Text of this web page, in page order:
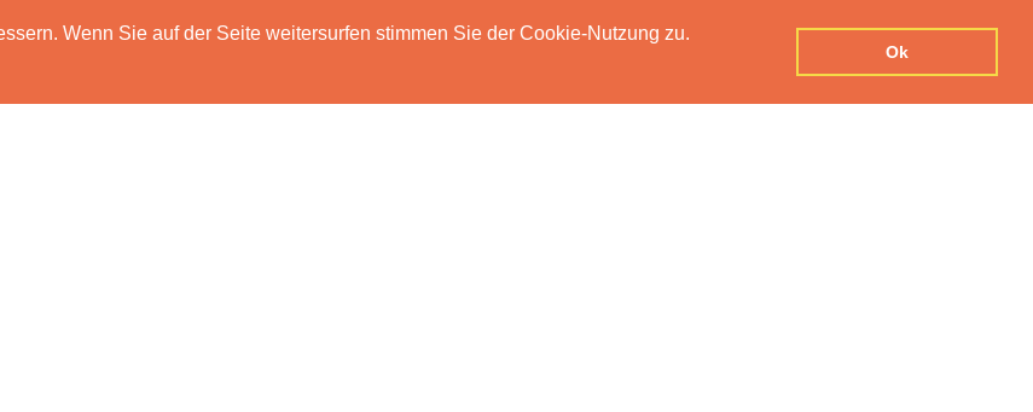
Wenn Sie auf der Seite weitersurfen stimmen Sie der Cookie-Nutzung zu.
Ok
HOME FUNKTIONEN PREISE DATENSCHUTZERKLÄRUNG IMPRESSUM KONTAKT